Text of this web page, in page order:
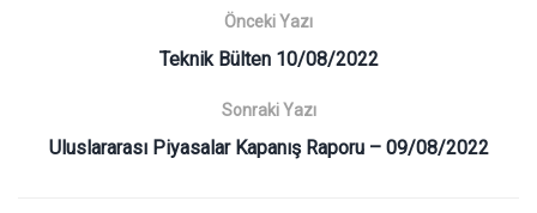
Önceki Yazı
Teknik Bülten 10/08/2022
Sonraki Yazı
Uluslararası Piyasalar Kapanış Raporu – 09/08/2022